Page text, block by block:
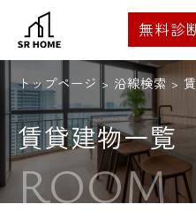
無料診
トップページ 沿線検索
賃貸建物一覧
ROOM